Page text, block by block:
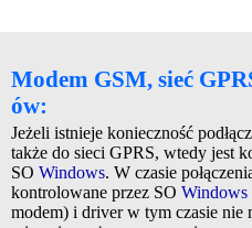
Modem GSM, sieć
ów:
Jeżeli istnieje konieczność
także do sieci GPRS, wtedy jest
SO Windows. W czasie
kontrolowane przez SO Windows
modem) i driver w tym czasie nie